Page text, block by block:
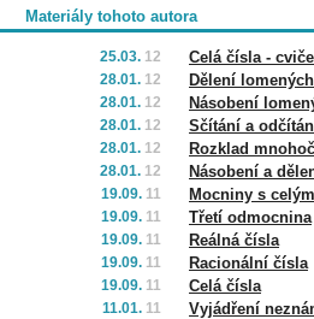
Materiály tohoto autora
25.03. 12 Celá čísla -
28.01. 12 Dělení
28.01. 12 Násobení
28.01. 12 Sčítání a
28.01. 12 Rozklad
28.01. 12 Násobení a
19.09. 11 Mocniny s
19.09. 11 Třetí odmocnina
19.09. 11 Reálná čísla
19.09. 11 Racionální čísla
19.09. 11 Celá čísla
11.01. 11 Vyjádření